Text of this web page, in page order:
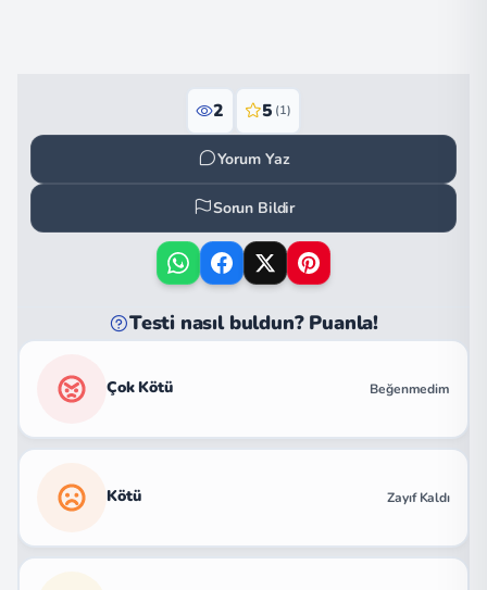
2 5 (1)
Yorum Yaz
Sorun Bildir
Testi nasıl buldun? Puanla!
Çok Kötü Beğenmedim
Kötü Zayıf Kaldı